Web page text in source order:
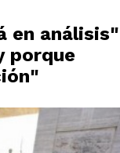
en análisis"
porque